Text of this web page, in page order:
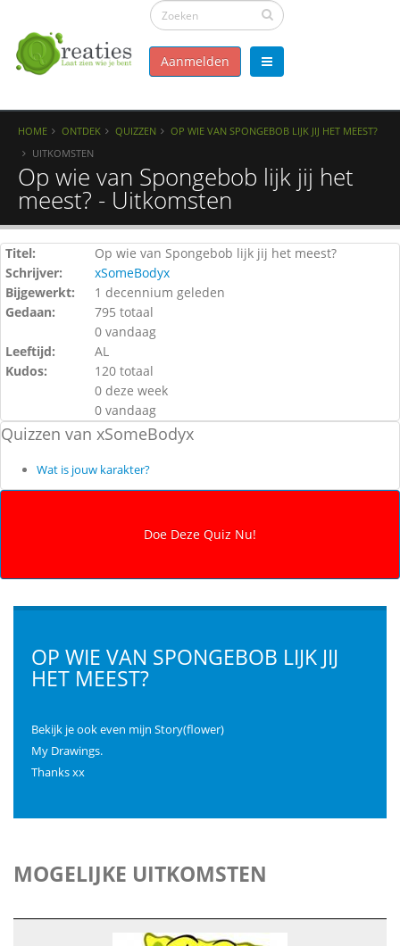
Aanmelden
HOME ONTDEK QUIZZEN
OP WIE VAN SPONGEBOB LIJK JIJ HET MEEST?
UITKOMSTEN
Op wie van Spongebob lijk jij het
meest? - Uitkomsten
Titel:
Op wie van Spongebob lijk jij het meest?
Schrijver:
xSomeBodyx
Bijgewerkt:
1 decennium geleden
Gedaan:
795 totaal
0 vandaag
Leeftijd:
AL
Kudos:
120 totaal
0 deze week
0 vandaag
Quizzen van xSomeBodyx
Wat is jouw karakter?
OP WIE VAN SPONGEBOB LIJK JIJ
HET MEEST?
Bekijk je ook even mijn Story(flower)
My Drawings.
Thanks xx
MOGELIJKE UITKOMSTEN